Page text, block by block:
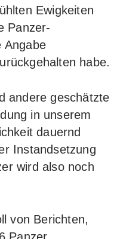
Ewigkeiten
Panzer-
Angabe
habe.
andere geschätzte
in unserem
dauernd
Instandsetzung
wird also noch
von Berichten,
Panzer